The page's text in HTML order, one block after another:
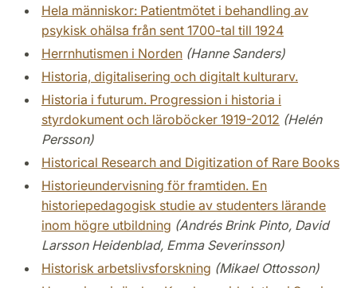
Hela människor: Patientmötet i behandling av
psykisk ohälsa från sent 1700-tal till 1924
Herrnhutismen i Norden (Hanne Sanders)
Historia, digitalisering och digitalt kulturarv.
Historia i futurum. Progression i historia i
styrdokument och läroböcker 1919-2012 (Helén
Persson)
Historical Research and Digitization of Rare Books
Historieundervisning för framtiden. En
historiepedagogisk studie av studenters lärande
inom högre utbildning (Andrés Brink Pinto, David
Larsson Heidenblad, Emma Severinsson)
Historisk arbetslivsforskning (Mikael Ottosson)